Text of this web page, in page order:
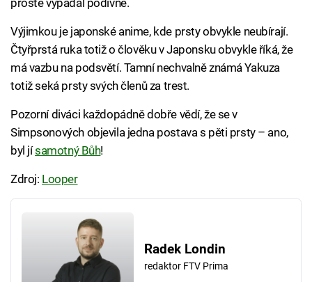
prostě vypadal podivně.
Výjimkou je japonské anime, kde prsty obvykle neubírají.
Čtyřprstá ruka totiž o člověku v Japonsku obvykle říká, že
má vazbu na podsvětí. Tamní nechvalně známá Yakuza
totiž seká prsty svých členů za trest.
Pozorní diváci každopádně dobře vědí, že se v
Simpsonových objevila jedna postava s pěti prsty – ano,
byl jísamotný Bůh!
Zdroj: Looper
Radek Londin
redaktor FTV Prima